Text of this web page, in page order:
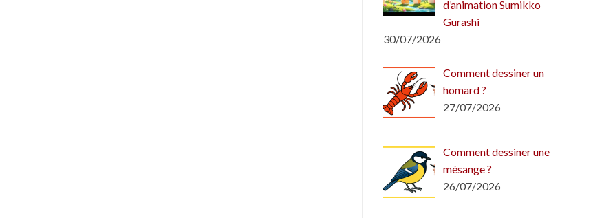
d’animation Sumikko
Gurashi
30/07/2026
Comment dessiner un
homard ?
27/07/2026
Comment dessiner une
mésange ?
26/07/2026